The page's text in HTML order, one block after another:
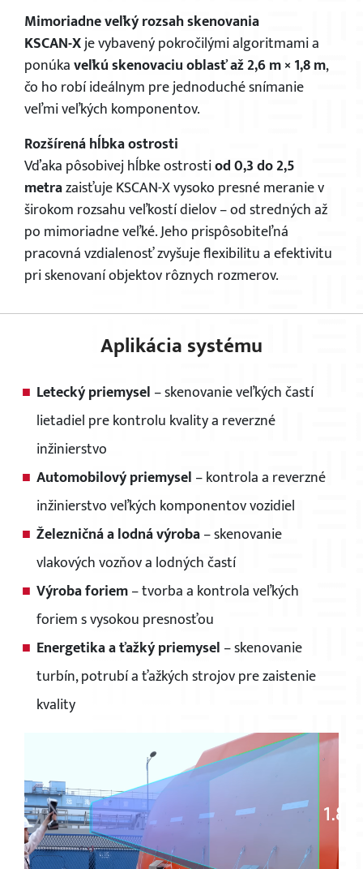
Mimoriadne veľký rozsah skenovania
KSCAN-Xje vybavený pokročilými algoritmami a
ponúkaveľkú skenovaciu oblasť až 2,6 m × 1,8 m,
čo ho robí ideálnym pre jednoduché snímanie
veľmi veľkých komponentov.
Rozšírená hĺbka ostrosti
Vďaka pôsobivej hĺbke ostrostiod 0,3 do 2,5
metrazaisťuje KSCAN-X vysoko presné meranie v
širokom rozsahu veľkostí dielov – od stredných až
po mimoriadne veľké. Jeho prispôsobiteľná
pracovná vzdialenosť zvyšuje flexibilitu a efektivitu
pri skenovaní objektov rôznych rozmerov.
Aplikácia systému
Letecký priemysel – skenovanie veľkých častí
lietadiel pre kontrolu kvality a reverzné
inžinierstvo
Automobilový priemysel – kontrola a reverzné
inžinierstvo veľkých komponentov vozidiel
Železničná a lodná výroba– skenovanie
vlakových vozňov a lodných častí
Výroba foriem– tvorba a kontrola veľkých
foriem s vysokou presnosťou
Energetika a ťažký priemysel – skenovanie
turbín, potrubí a ťažkých strojov pre zaistenie
kvality